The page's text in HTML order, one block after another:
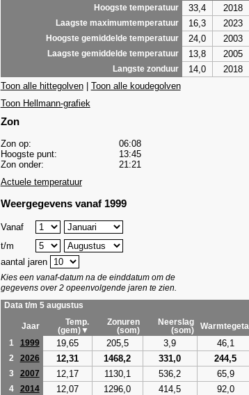
Hoogste temperatuur
33,4 2018
Laagste maximumtemperatuur 16,3 2023
Hoogste gemiddelde temperatuur 24,0 2003
Laagste gemiddelde temperatuur 13,8 2005
Langste zonduur 14,0
2018
Toon alle hittegolven| Toon alle koudegolven
Toon Hellmann-grafiek
Zon
Zon op:
06:08
Hoogste punt:
13:45
Zon onder:
21:21
Actuele temperatuur
Weergegevens vanaf 1999
Vanaf
t/m
aantal jaren
Kies een vanaf-datum na de einddatum om de
gegevens over 2 opeenvolgende jaren te zien.
Data t/m 5 augustus
Jaar
Temp.
(gem)▼
Zonuren
(som)
Neerslag
(som)
Warmtegetal
1
1999 19,65 205,5 3,9 46,1
2 2026 12,31 1468,2 331,0 244,5
3 2007 12,17 1130,1 536,2 65,9
4 2014 12,07 1296,0 414,5 92,0